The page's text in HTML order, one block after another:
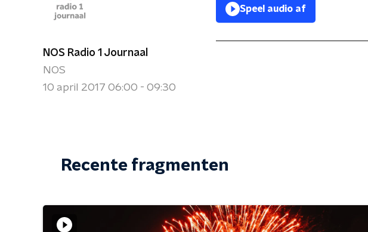
NOS Radio 1 Journaal
NOS
10 april 2017 06:00 - 09:30
Speel audio af
Recente fragmenten